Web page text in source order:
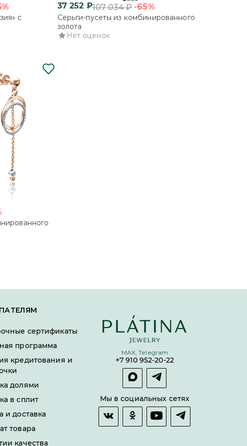
с
37 252 ₽107 034₽ -65%
Серьги-пусеты из комбинированного
золота
Нет оценок
сертификаты
программа
кредитования и
долями
в сплит
и доставка
товара
качества
MAX, Telegram
+7 910 952-20-22
Мы в социальных сетях